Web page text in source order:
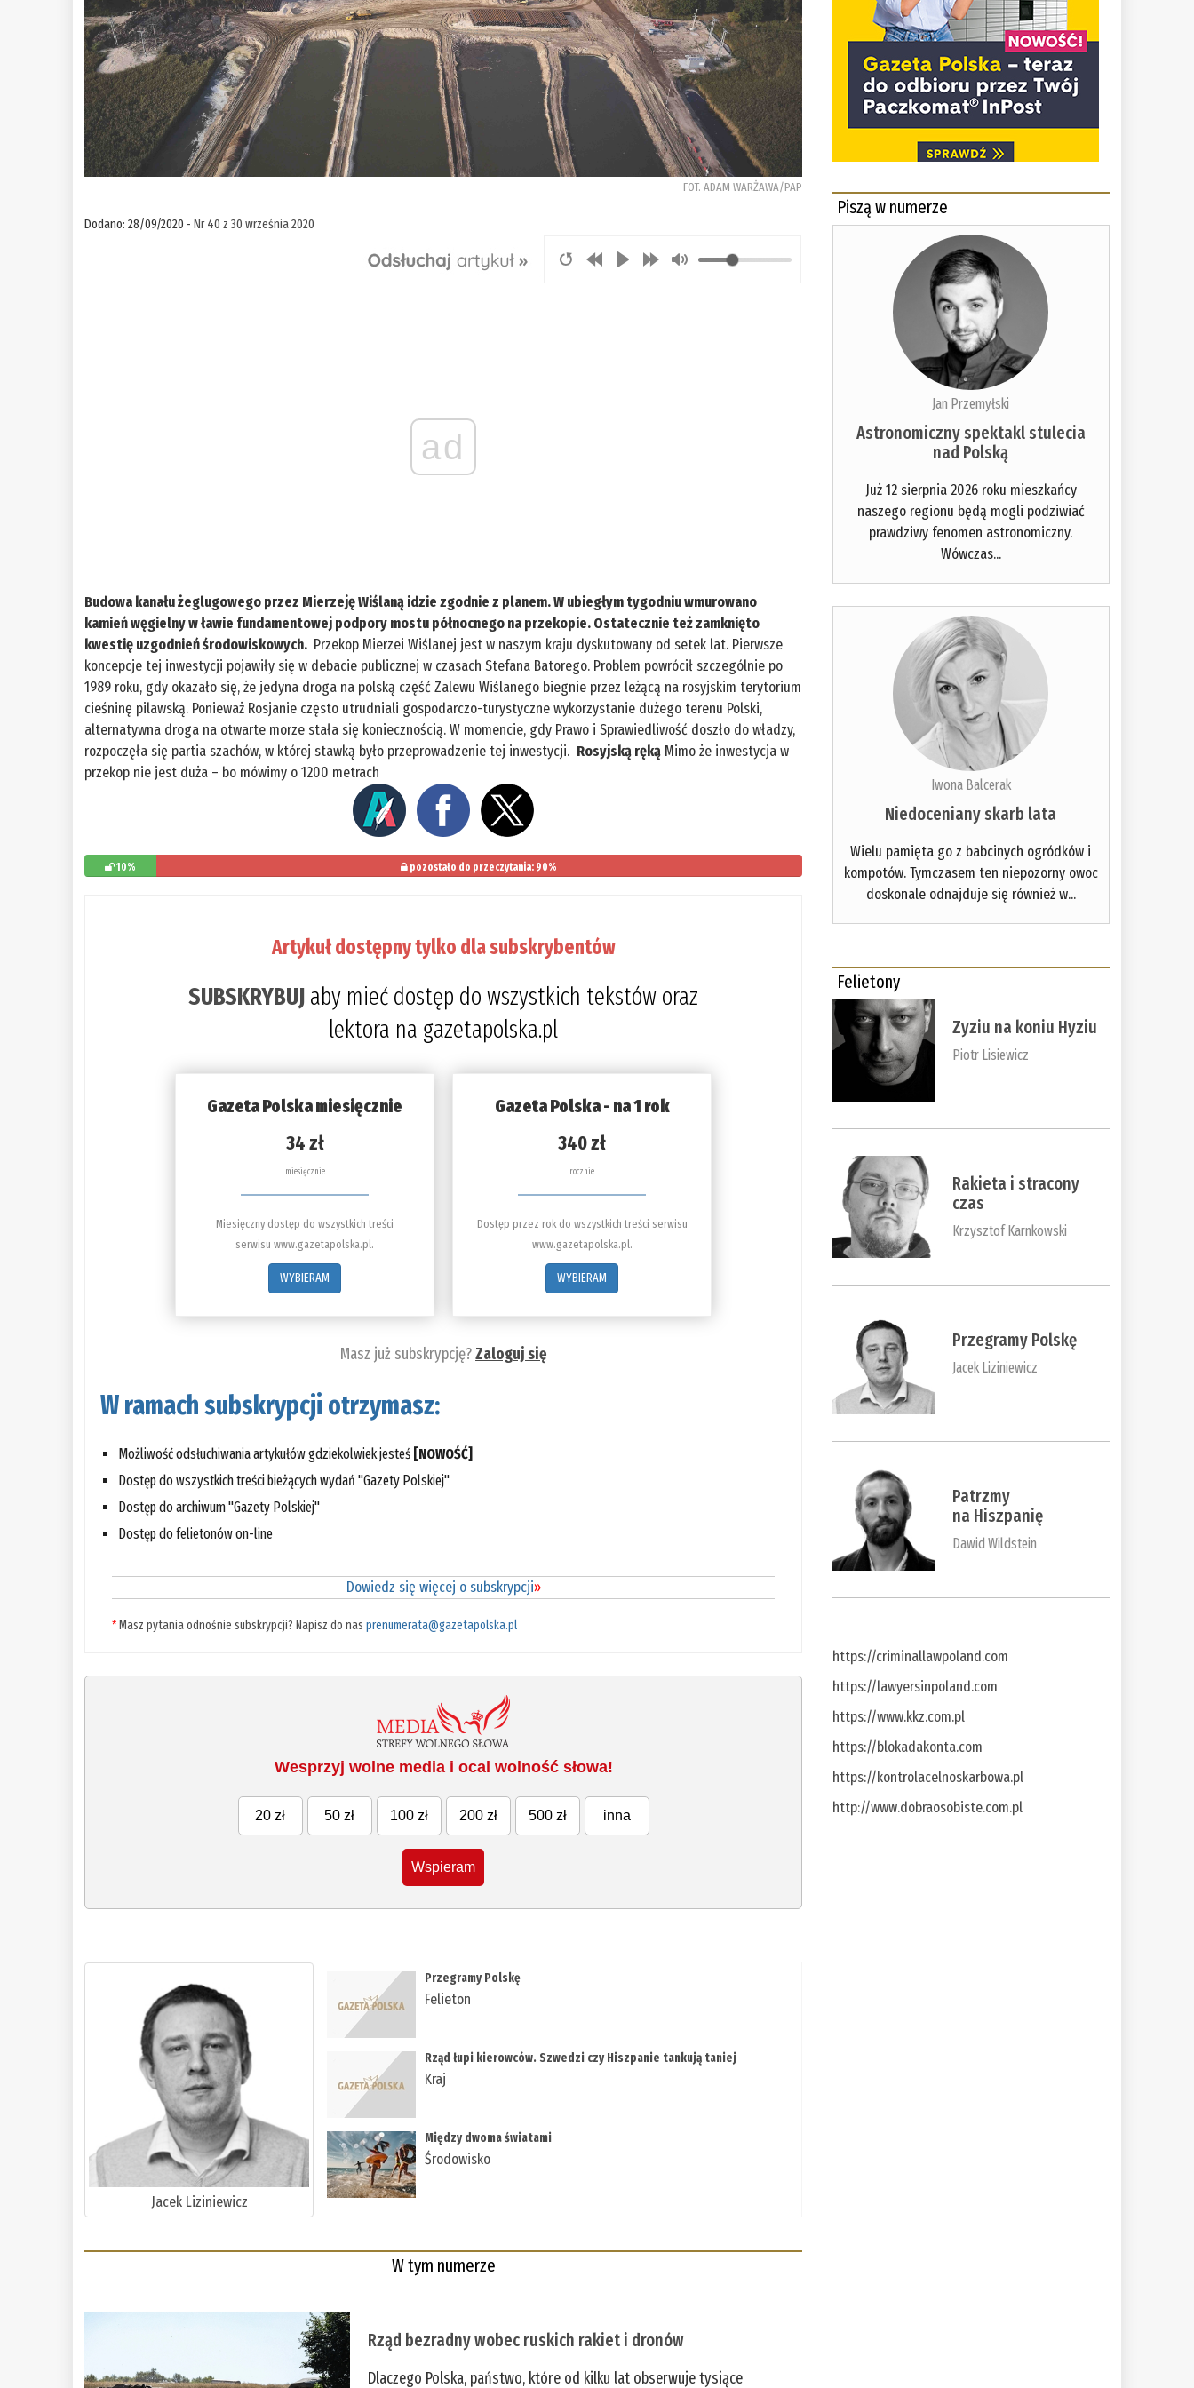
FOT. ADAM WARŻAWA/PAP
Dodano: 28/09/2020 -Nr 40 z 30 września 2020
ad
Budowa kanału żeglugowego przez Mierzeję Wiślaną idzie zgodnie z planem. W ubiegłym tygodniu wmurowano
kamień węgielny w ławie fundamentowej podpory mostu północnego na przekopie. Ostatecznie też zamknięto
kwestię uzgodnień środowiskowych. Przekop Mierzei Wiślanej jest w naszym kraju dyskutowany od setek lat. Pierwsze
koncepcje tej inwestycji pojawiły się w debacie publicznej w czasach Stefana Batorego. Problem powrócił szczególnie po
1989 roku, gdy okazało się, że jedyna droga na polską część Zalewu Wiślanego biegnie przez leżącą na rosyjskim terytorium
cieśninę pilawską. Ponieważ Rosjanie często utrudniali gospodarczo-turystyczne wykorzystanie dużego terenu Polski,
alternatywna droga na otwarte morze stała się koniecznością. W momencie, gdy Prawo i Sprawiedliwość doszło do władzy,
rozpoczęła się partia szachów, w której stawką było przeprowadzenie tej inwestycji. Rosyjską ręką Mimo że inwestycja w
przekop nie jest duża – bo mówimy o 1200 metrach
10% pozostało do przeczytania: 90%
Artykuł dostępny tylko dla subskrybentów
SUBSKRYBUJ aby mieć dostęp do wszystkich tekstów oraz
lektora na gazetapolska.pl
Gazeta Polska miesięcznie
34 zł
miesięcznie
Miesięczny dostęp do wszystkich treści
serwisu www.gazetapolska.pl.
WYBIERAM
Gazeta Polska - na 1 rok
340 zł
rocznie
Dostęp przez rok do wszystkich treści serwisu
www.gazetapolska.pl.
WYBIERAM
Masz już subskrypcję?Zaloguj się
W ramach subskrypcji otrzymasz:
Możliwość odsłuchiwania artykułów gdziekolwiek jesteś [NOWOŚĆ]
Dostęp do wszystkich treści bieżących wydań "Gazety Polskiej"
Dostęp do archiwum "Gazety Polskiej"
Dostęp do felietonów on-line
Dowiedz się więcej o subskrypcji»
*Masz pytania odnośnie subskrypcji? Napisz do nasprenumerata@gazetapolska.pl
Wesprzyj wolne media i ocal wolność słowa!
20 zł 50 zł 100 zł 200 zł 500 zł inna
Wspieram
Jacek Liziniewicz
Przegramy Polskę
Felieton
Rząd łupi kierowców. Szwedzi czy Hiszpanie tankują taniej
Kraj
Między dwoma światami
Środowisko
W tym numerze
Rząd bezradny wobec ruskich rakiet i dronów
Dlaczego Polska, państwo, które od kilku lat obserwuje tysiące
Piszą w numerze
Jan Przemyłski
Astronomiczny spektakl stulecia
nad Polską
Już 12 sierpnia 2026 roku mieszkańcy
naszego regionu będą mogli podziwiać
prawdziwy fenomen astronomiczny.
Wówczas...
Iwona Balcerak
Niedoceniany skarb lata
Wielu pamięta go z babcinych ogródków i
kompotów. Tymczasem ten niepozorny owoc
doskonale odnajduje się również w...
Felietony
Zyziu na koniu Hyziu
Piotr Lisiewicz
Rakieta i stracony
czas
Krzysztof Karnkowski
Przegramy Polskę
Jacek Liziniewicz
Patrzmy
na Hiszpanię
Dawid Wildstein
https://criminallawpoland.com
https://lawyersinpoland.com
https://www.kkz.com.pl
https://blokadakonta.com
https://kontrolacelnoskarbowa.pl
http://www.dobraosobiste.com.pl